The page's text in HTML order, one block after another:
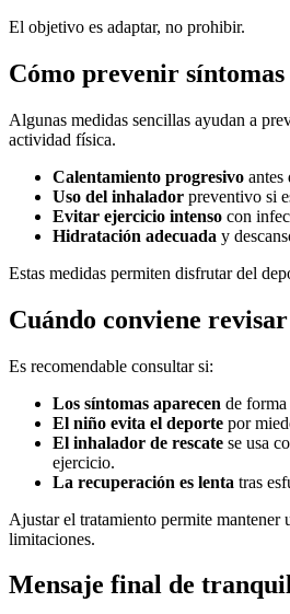
El objetivo es adaptar, no prohibir.
Cómo prevenir
Algunas medidas sencillas ayudan a
actividad física.
Calentamiento progresivo antes
Uso del inhalador preventivo si
Evitar ejercicio intenso con
Hidratación adecuada y
Estas medidas permiten disfrutar del
Cuándo conviene
Es recomendable consultar si:
Los síntomas aparecen de
El niño evita el deporte por
El inhalador de rescate se usa
ejercicio.
La recuperación es lenta tras
Ajustar el tratamiento permite mantener
limitaciones.
Mensaje final de